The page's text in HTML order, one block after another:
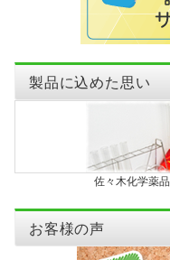
製品に込めた思い
佐々木化学薬
お客様の声